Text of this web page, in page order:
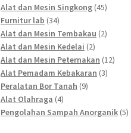
products
Alat dan Mesin Singkong 4545
Furnitur lab 3434
products
Alat dan Mesin Tembakau 22
Alat dan Mesin Kedelai 22
products
Alat dan Mesin Peternakan 1212
Alat Pemadam Kebakaran 33
Peralatan Bor Tanah 99
Alat Olahraga 44
products
Pengolahan Sampah Anorganik 55